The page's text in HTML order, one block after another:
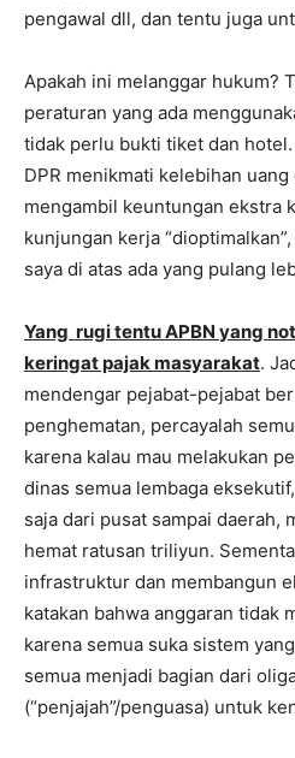
pengawal dll, dan tentu juga
Apakah ini melanggar hukum?
peraturan yang ada
tidak perlu bukti tiket dan
DPR menikmati kelebihan
mengambil keuntungan ekstra
kunjungan kerja
saya di atas ada yang pulang
Yang rugi tentu APBN yang
keringat pajak masyarakat.
mendengar pejabat-pejabat
penghematan, percayalah
karena kalau mau melakukan
dinas semua lembaga
saja dari pusat sampai daerah,
hemat ratusan triliyun.
infrastruktur dan membangun
katakan bahwa anggaran tidak
karena semua suka sistem
semua menjadi bagian dari
(“penjajah”/penguasa) untuk